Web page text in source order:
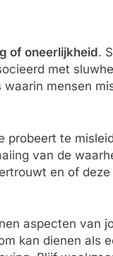
of oneerlijkheid.
met
mensen
probeert te
van de
en of deze
aspecten van
kan dienen als